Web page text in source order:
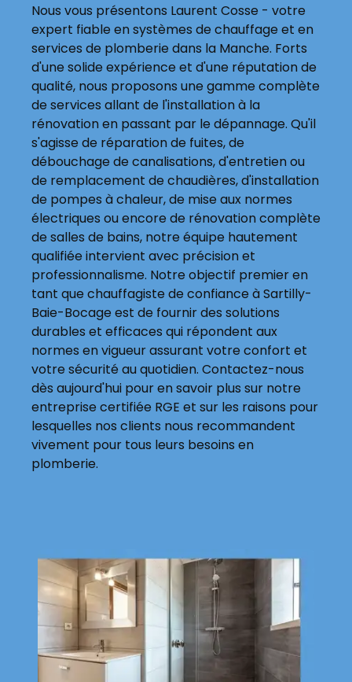
Nous vous présentons Laurent Cosse - votre
expert fiable en systèmes de chauffage et en
services de plomberie dans la Manche. Forts
d'une solide expérience et d'une réputation de
qualité, nous proposons une gamme complète
de services allant de l'installation à la
rénovation en passant par le dépannage. Qu'il
s'agisse de réparation de fuites, de
débouchage de canalisations, d'entretien ou
de remplacement de chaudières, d'installation
de pompes à chaleur, de mise aux normes
électriques ou encore de rénovation complète
de salles de bains, notre équipe hautement
qualifiée intervient avec précision et
professionnalisme. Notre objectif premier en
tant que chauffagiste de confiance à Sartilly-
Baie-Bocage est de fournir des solutions
durables et efficaces qui répondent aux
normes en vigueur assurant votre confort et
votre sécurité au quotidien. Contactez-nous
dès aujourd'hui pour en savoir plus sur notre
entreprise certifiée RGE et sur les raisons pour
lesquelles nos clients nous recommandent
vivement pour tous leurs besoins en
plomberie.